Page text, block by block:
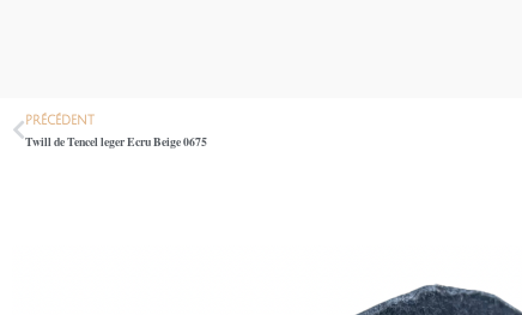
PRÉCÉDENT
Twill de Tencel leger Ecru Beige 0675